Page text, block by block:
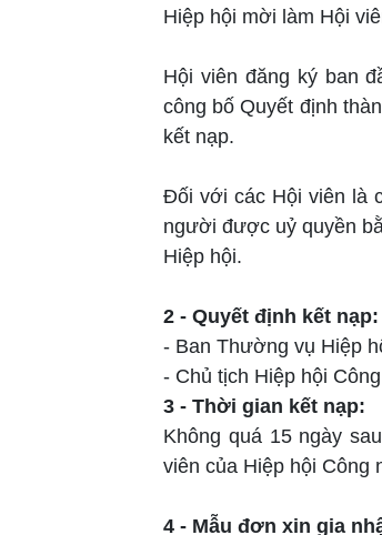
Hiệp hội mời làm Hội
Hội viên đăng ký ban
công bố Quyết định
kết nạp.
Đối với các Hội viên là
người được uỷ quyền
Hiệp hội.
2 - Quyết định kết nạp:
- Ban Thường vụ Hiệp
- Chủ tịch Hiệp hội
3 - Thời gian kết nạp:
Không quá 15 ngày
viên của Hiệp hội Công
4 - Mẫu đơn xin gia